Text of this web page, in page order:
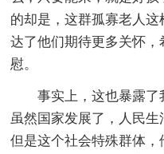
的却是，这群孤寡老人
达了他们期待更多关怀
慰。
事实上，这也暴露了
虽然国家发展了，人民生
但是这个社会特殊群体